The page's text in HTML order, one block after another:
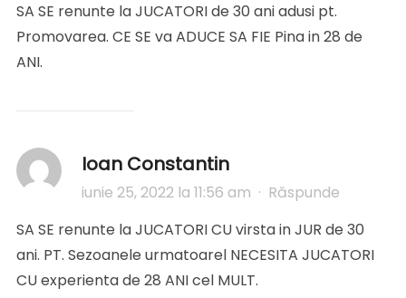
SA SE renunte la JUCATORI de 30 ani adusi pt.
Promovarea. CE SE va ADUCE SA FIE Pina in 28 de
ANI.
Ioan Constantin
iunie 25, 2022 la 11:56 am · Răspunde
SA SE renunte la JUCATORI CU virsta in JUR de 30
ani. PT. Sezoanele urmatoarel NECESITA JUCATORI
CU experienta de 28 ANI cel MULT.